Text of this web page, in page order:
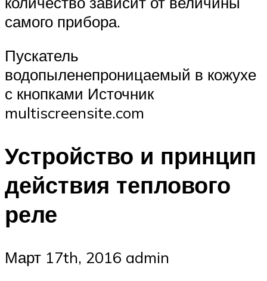
самого прибора.
Пускатель
водопыленепроницаемый в кожухе
с кнопками Источник
multiscreensite.com
Устройство и принцип
действия теплового
реле
Март 17th, 2016 admin